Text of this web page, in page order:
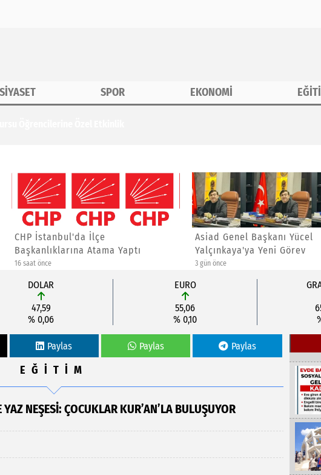
SİYASET SPOR EKONOMİ
CHP İstanbul'da İlçe
Başkanlıklarına Atama Yaptı
16 saat önce
Asiad Genel Başkanı Yücel
Yalçınkaya'ya Yeni Görev
3 gün önce
DOLAR
47,59
% 0,06
EURO
55,06
% 0,10
Paylas Paylas Paylas
EĞİTİM
NEŞESI: ÇOCUKLAR KUR’AN’LA BULUŞUYOR